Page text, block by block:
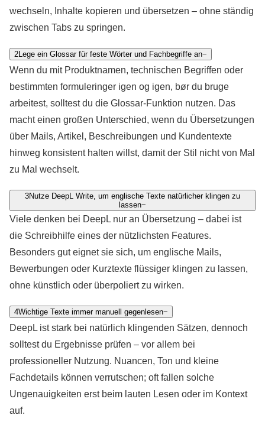
wechseln, Inhalte kopieren und übersetzen – ohne ständig
zwischen Tabs zu springen.
2 Lege ein Glossar für feste Wörter und Fachbegriffe an−
Wenn du mit Produktnamen, technischen Begriffen oder
bestimmten formuleringer igen og igen, bør du bruge
arbeitest, solltest du die Glossar-Funktion nutzen. Das
macht einen großen Unterschied, wenn du Übersetzungen
über Mails, Artikel, Beschreibungen und Kundentexte
hinweg konsistent halten willst, damit der Stil nicht von Mal
zu Mal wechselt.
3Nutze DeepL Write, um englische Texte natürlicher klingen zu
lassen−
Viele denken bei DeepL nur an Übersetzung – dabei ist
die Schreibhilfe eines der nützlichsten Features.
Besonders gut eignet sie sich, um englische Mails,
Bewerbungen oder Kurztexte flüssiger klingen zu lassen,
ohne künstlich oder überpoliert zu wirken.
4Wichtige Texte immer manuell gegenlesen−
DeepL ist stark bei natürlich klingenden Sätzen, dennoch
solltest du Ergebnisse prüfen – vor allem bei
professioneller Nutzung. Nuancen, Ton und kleine
Fachdetails können verrutschen; oft fallen solche
Ungenauigkeiten erst beim lauten Lesen oder im Kontext
auf.